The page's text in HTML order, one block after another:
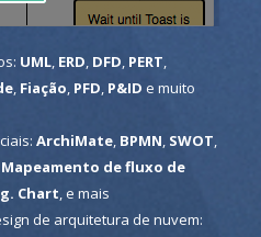
UML, ERD DFD PERT
, Fiação PFD P&ID e muito
ArchiMate, BPMN SWOT
Mapeamento de fluxo de
Chart , e mais
de arquitetura de nuvem: